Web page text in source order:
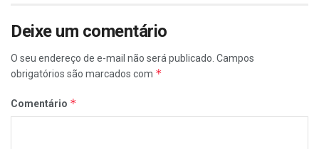
Deixe um comentário
O seu endereço de e-mail não será publicado. Campos
obrigatórios são marcados com *
Comentário *